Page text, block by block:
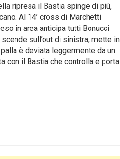
ripresa il Bastia spinge di più,
Al 14’ cross di Marchetti
in area anticipa tutti Bonucci
sull’out di sinistra, mette in
è deviata leggermente da un
con il Bastia che controlla e porta